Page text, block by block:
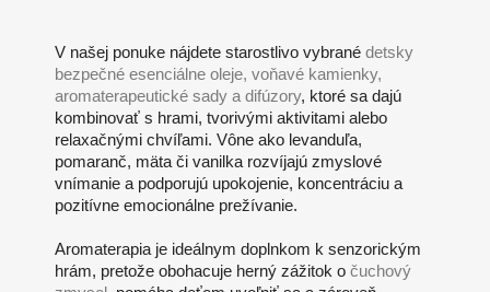
V našej ponuke nájdete starostlivo vybrané detsky
bezpečné esenciálne oleje, voňavé kamienky,
aromaterapeutické sady a difúzory, ktoré sa dajú
kombinovať s hrami, tvorivými aktivitami alebo
relaxačnými chvíľami. Vône ako levanduľa,
pomaranč, mäta či vanilka rozvíjajú zmyslové
vnímanie a podporujú upokojenie, koncentráciu a
pozitívne emocionálne prežívanie.
Aromaterapia je ideálnym doplnkom k senzorickým
hrám, pretože obohacuje herný zážitok o čuchový